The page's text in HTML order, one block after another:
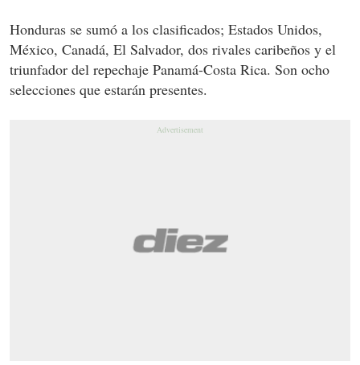
Honduras se sumó a los clasificados; Estados Unidos,
México, Canadá, El Salvador, dos rivales caribeños y el
triunfador del repechaje Panamá-Costa Rica. Son ocho
selecciones que estarán presentes.